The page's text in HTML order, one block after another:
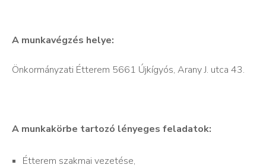
A munkavégzés helye:
Önkormányzati Étterem 5661 Újkígyós, Arany J. utca 43.
A munkakörbe tartozó lényeges feladatok:
Étterem szakmai vezetése,